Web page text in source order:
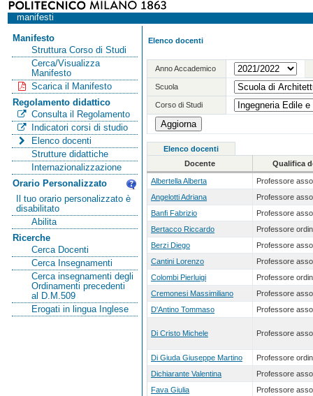
manifesti
Manifesto
Struttura Corso di Studi
Cerca/Visualizza
Manifesto
Scarica il Manifesto
Regolamento didattico
Consulta il Regolamento
Indicatori corsi di studio
Elenco docenti
Strutture didattiche
Internazionalizzazione
Orario Personalizzato
Il tuo orario personalizzato è
disabilitato
Abilita
Ricerche
Cerca Docenti
Cerca Insegnamenti
Cerca insegnamenti degli
Ordinamenti precedenti
al D.M.509
Erogati in lingua Inglese
Elenco docenti
Anno Accademico
Scuola
Corso di Studi
Elenco docenti
Docente
Qualifica
Albertella Alberta
Professore
Angelotti Adriana
Professore
Banfi Fabrizio
Professore
Bertacco Riccardo
Professore
Berzi Diego
Professore
Cantini Lorenzo
Professore
Colombi Pierluigi
Professore
Cremonesi Massimiliano
Professore
D'Antino Tommaso
Professore
Di Cristo Michele Professore
Di Giuda Giuseppe Martino
Professore
Dichiarante Valentina
Professore
Fava Giulia
Professore